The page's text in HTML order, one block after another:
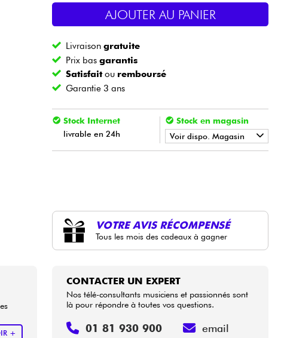
Vents
Câbles & Access.
AJOUTER AU PANIER
Livraisongratuite
Prix basgarantis
Satisfaitou remboursé
Garantie 3 ans
Stock Internet
livrable en 24h
Stock en magasin
Voir dispo. Magasin
VOTRE AVIS RÉCOMPENSÉ
Tous les mois des cadeaux à gagner
+
CONTACTER UN EXPERT
Nos télé-consultants musiciens et passionnés sont
là pour répondre à toutes vos questions.
01 81 930 900 email